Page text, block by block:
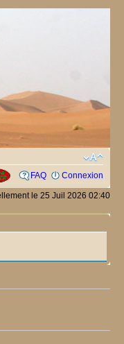
FAQ Connexion
le 25 Juil 2026 02:40